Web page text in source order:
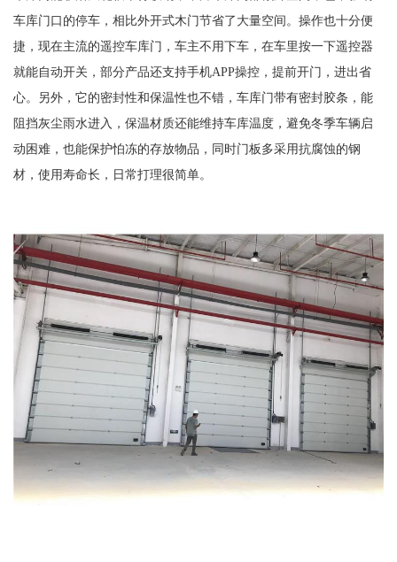
车库门口的停车，相比外开式木门节省了大量空间。操作也十分便
捷，现在主流的遥控车库门，车主不用下车，在车里按一下遥控器
就能自动开关，部分产品还支持手机APP操控，提前开门，进出省
心。另外，它的密封性和保温性也不错，车库门带有密封胶条，能
阻挡灰尘雨水进入，保温材质还能维持车库温度，避免冬季车辆启
动困难，也能保护怕冻的存放物品，同时门板多采用抗腐蚀的钢
材，使用寿命长，日常打理很简单。